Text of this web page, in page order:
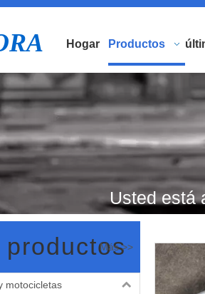
Hogar Productos
Usted está
productos
Más >>
motocicletas